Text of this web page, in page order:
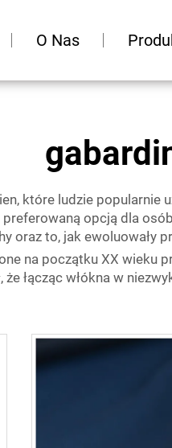
O Nas
które ludzie
opcją dla
oraz to, jak ewoluowały
na początku XX wieku
łącząc włókna w